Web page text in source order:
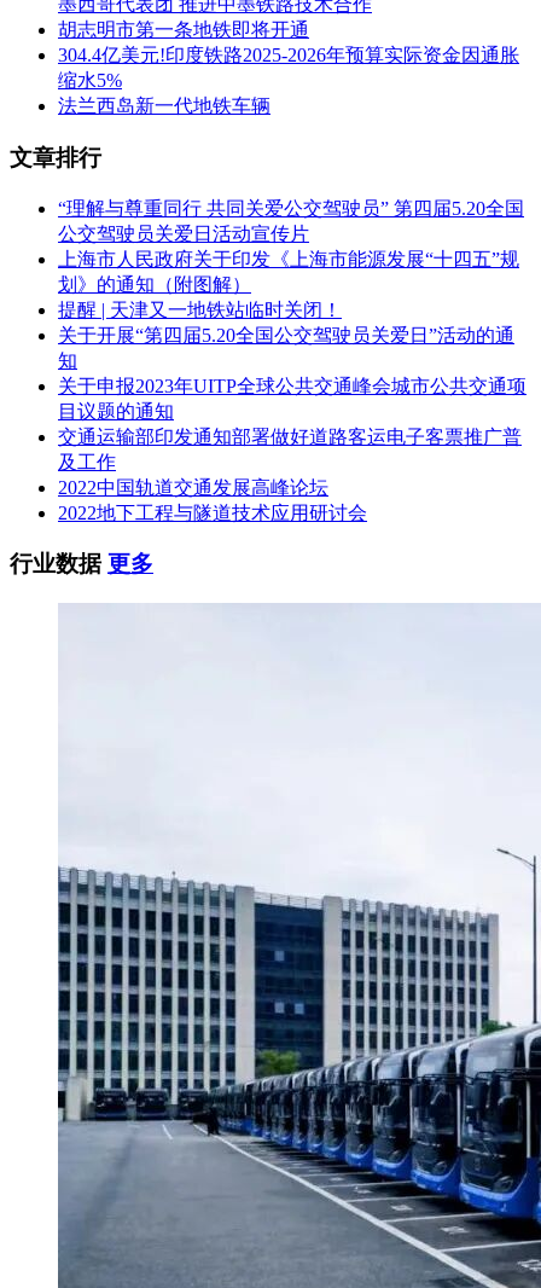
墨西哥代表团 推进中墨铁路技术合作
胡志明市第一条地铁即将开通
304.4亿美元!印度铁路2025-2026年预算实际资金因通胀
缩水5%
法兰西岛新一代地铁车辆
文章排行
“理解与尊重同行 共同关爱公交驾驶员” 第四届5.20全国
公交驾驶员关爱日活动宣传片
上海市人民政府关于印发《上海市能源发展“十四五”规
划》的通知（附图解）
提醒 | 天津又一地铁站临时关闭！
关于开展“第四届5.20全国公交驾驶员关爱日”活动的通
知
关于申报2023年UITP全球公共交通峰会城市公共交通项
目议题的通知
交通运输部印发通知部署做好道路客运电子客票推广普
及工作
2022中国轨道交通发展高峰论坛
2022地下工程与隧道技术应用研讨会
行业数据更多